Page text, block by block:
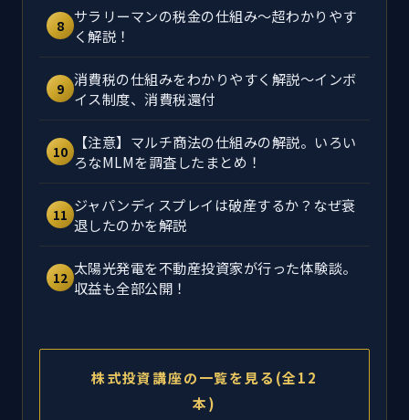
8 サラリーマンの税金の仕組み～超わかりやす
く解説！
9 消費税の仕組みをわかりやすく解説～インボ
イス制度、消費税還付
10
【注意】マルチ商法の仕組みの解説。いろい
ろなMLMを調査したまとめ！
11 ジャパンディスプレイは破産するか？なぜ衰
退したのかを解説
12 太陽光発電を不動産投資家が行った体験談。
収益も全部公開！
株式投資講座の一覧を見る(全12
本)